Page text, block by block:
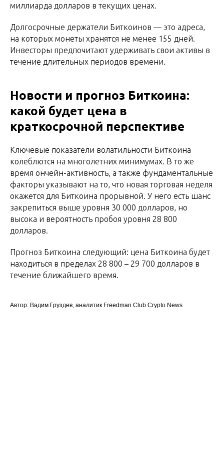
миллиарда долларов в текущих ценах.
Долгосрочные держатели Биткоинов — это адреса,
на которых монеты хранятся не менее 155 дней.
Инвесторы предпочитают удерживать свои активы в
течение длительных периодов времени.
Новости и прогноз Биткоина:
какой будет цена в
краткосрочной перспективе
Ключевые показатели волатильности Биткоина
колеблются на многолетних минимумах. В то же
время ончейн-активность, а также фундаментальные
факторы указывают на то, что новая торговая неделя
окажется для Биткоина прорывной. У него есть шанс
закрепиться выше уровня 30 000 долларов, но
высока и вероятность пробоя уровня 28 800
долларов.
Прогноз Биткоина следующий: цена Биткоина будет
находиться в пределах 28 800 – 29 700 долларов в
течение ближайшего время.
Автор: Вадим Груздев, аналитик Freedman Сlub Crypto News